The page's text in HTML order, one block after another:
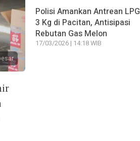
Polisi Amankan Antrean LPG
3 Kg di Pacitan, Antisipasi
Rebutan Gas Melon
17/03/2026 | 14:18 WIB